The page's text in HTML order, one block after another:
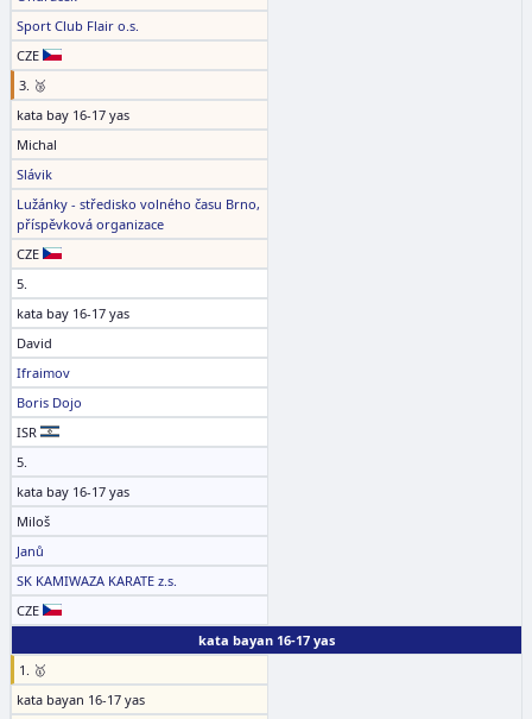
Sport Club Flair o.s.
CZE
3. 🥉
kata bay 16-17 yas
Michal
Slávik
Lužánky - středisko volného času Brno,
příspěvková organizace
CZE
5.
kata bay 16-17 yas
David
Ifraimov
Boris Dojo
ISR
5.
kata bay 16-17 yas
Miloš
Janů
SK KAMIWAZA KARATE z.s.
CZE
kata bayan 16-17 yas
1. 🥇
kata bayan 16-17 yas